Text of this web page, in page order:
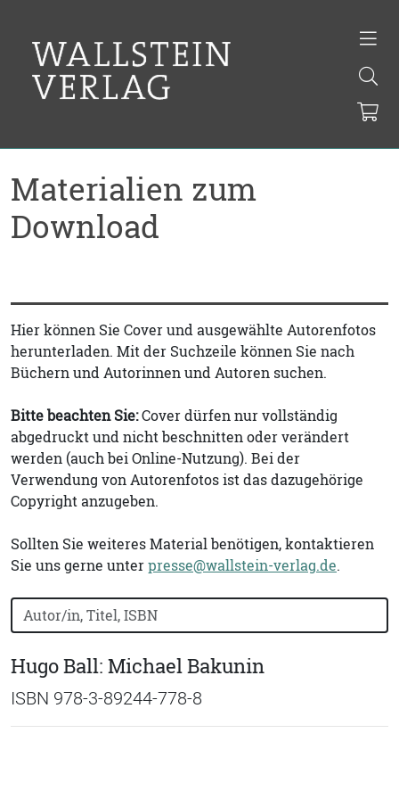
Materialien zum
Download
Hier können Sie Cover und ausgewählte Autorenfotos
herunterladen. Mit der Suchzeile können Sie nach
Büchern und Autorinnen und Autoren suchen.
Bitte beachten Sie:Cover dürfen nur vollständig
abgedruckt und nicht beschnitten oder verändert
werden (auch bei Online-Nutzung). Bei der
Verwendung von Autorenfotos ist das dazugehörige
Copyright anzugeben.
Sollten Sie weiteres Material benötigen, kontaktieren
Sie uns gerne unterpresse@wallstein-verlag.de.
Bücher nach Buchtitel, Autorennamen oder ISBN
Hugo Ball: Michael Bakunin
ISBN 978-3-89244-778-8